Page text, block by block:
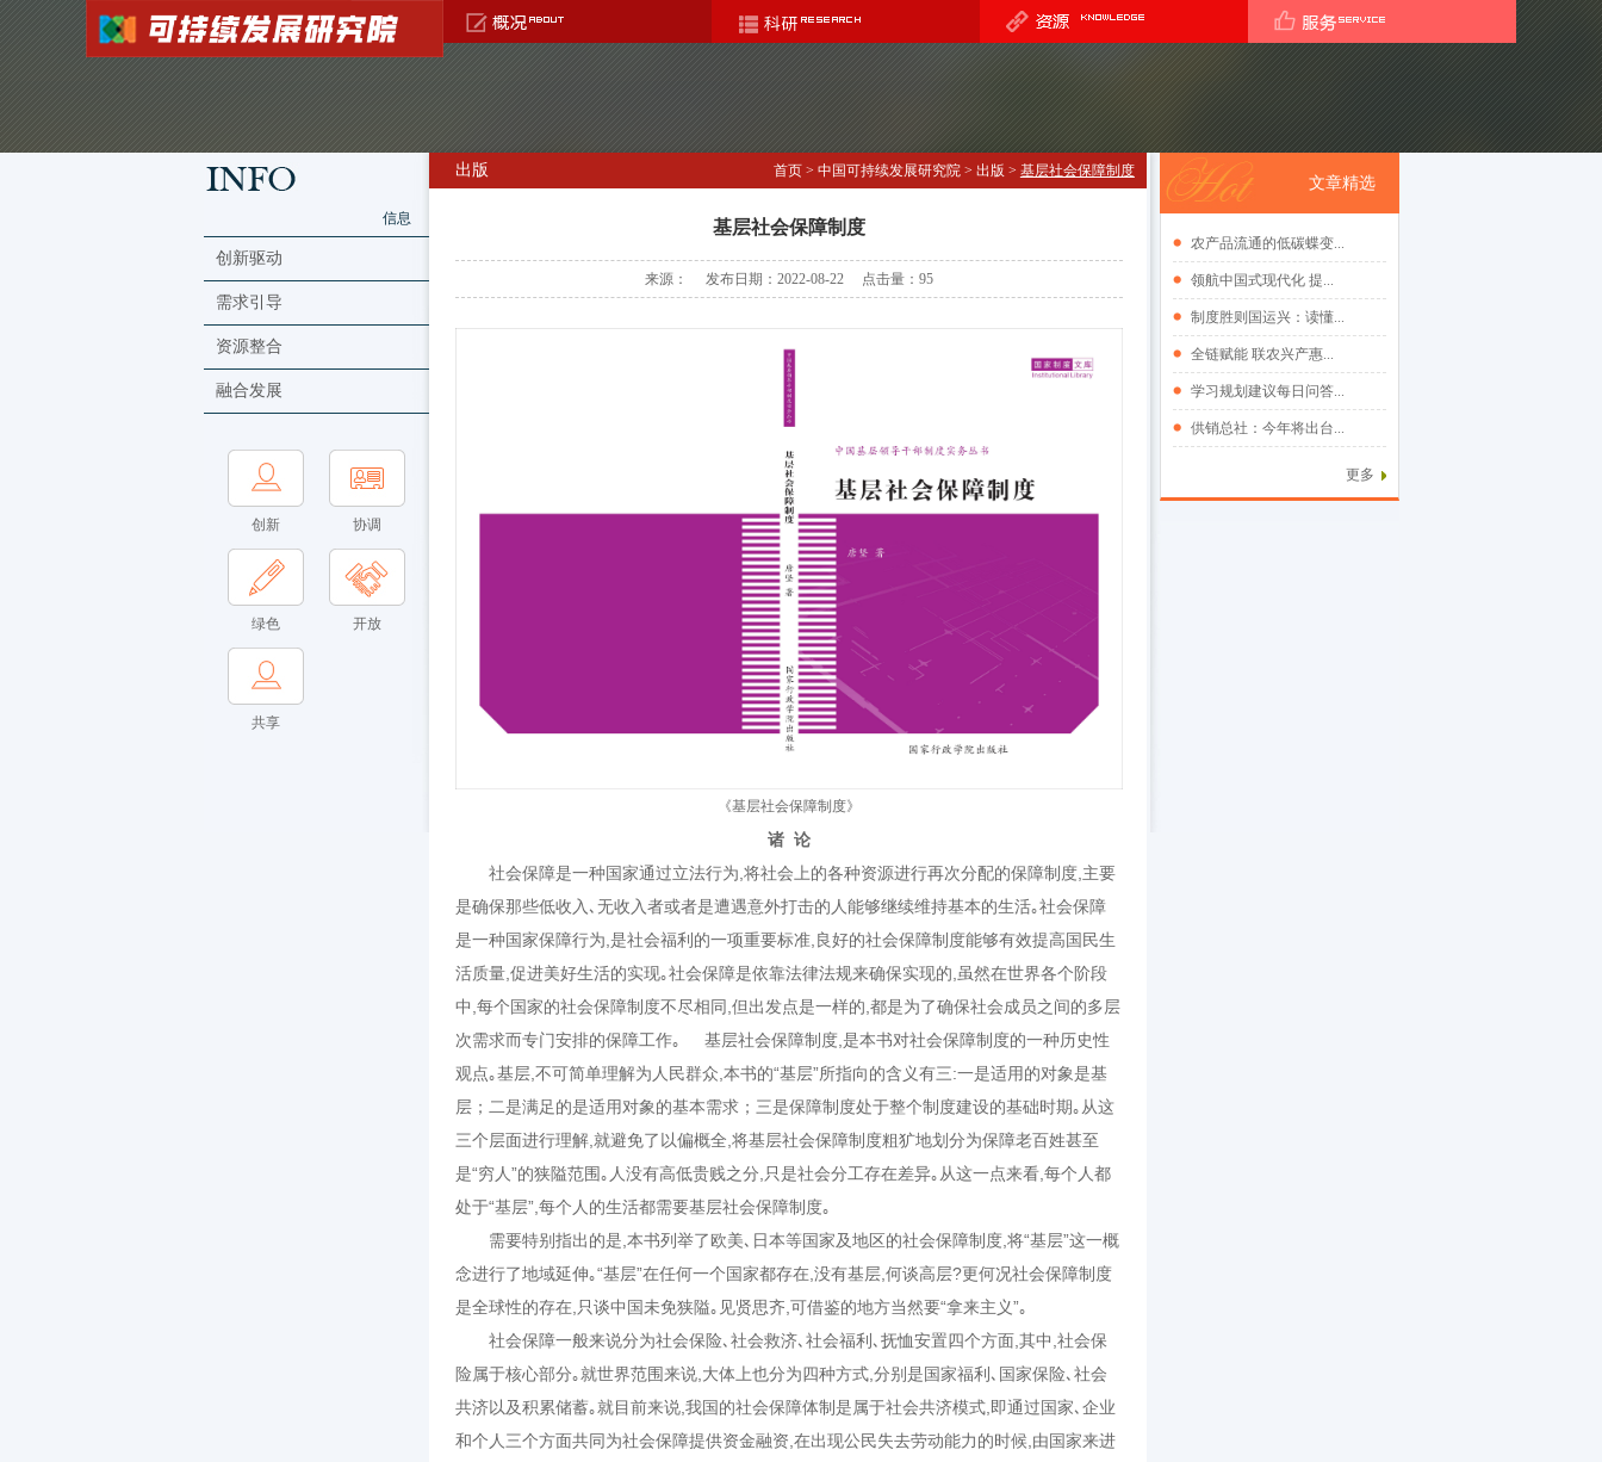
信息
创新驱动
需求引导
资源整合
融合发展
创新 协调
绿色 开放
共享
首页> 中国可持续发展研究院> 出版 > 基层社会保障制度
出版
基层社会保障制度
来源： 发布日期：2022-08-22 点击量： 95
《基层社会保障制度》
诸 论
社会保障是一种国家通过立法行为,将社会上的各种资源进行再次分配的保障制度,主要
是确保那些低收入､无收入者或者是遭遇意外打击的人能够继续维持基本的生活｡社会保障
是一种国家保障行为,是社会福利的一项重要标准,良好的社会保障制度能够有效提高国民生
活质量,促进美好生活的实现｡社会保障是依靠法律法规来确保实现的,虽然在世界各个阶段
中,每个国家的社会保障制度不尽相同,但出发点是一样的,都是为了确保社会成员之间的多层
次需求而专门安排的保障工作｡ 基层社会保障制度,是本书对社会保障制度的一种历史性
观点｡基层,不可简单理解为人民群众,本书的“基层”所指向的含义有三:一是适用的对象是基
层；二是满足的是适用对象的基本需求；三是保障制度处于整个制度建设的基础时期｡从这
三个层面进行理解,就避免了以偏概全,将基层社会保障制度粗犷地划分为保障老百姓甚至
是“穷人”的狭隘范围｡人没有高低贵贱之分,只是社会分工存在差异｡从这一点来看,每个人都
处于“基层”,每个人的生活都需要基层社会保障制度｡
需要特别指出的是,本书列举了欧美､日本等国家及地区的社会保障制度,将“基层”这一概
念进行了地域延伸｡“基层”在任何一个国家都存在,没有基层,何谈高层?更何况社会保障制度
是全球性的存在,只谈中国未免狭隘｡见贤思齐,可借鉴的地方当然要“拿来主义”｡
社会保障一般来说分为社会保险､社会救济､社会福利､抚恤安置四个方面,其中,社会保
险属于核心部分｡就世界范围来说,大体上也分为四种方式,分别是国家福利､国家保险､社会
共济以及积累储蓄｡就目前来说,我国的社会保障体制是属于社会共济模式,即通过国家､企业
和个人三个方面共同为社会保障提供资金融资,在出现公民失去劳动能力的时候,由国家来进
文章精选
农产品流通的低碳蝶变...
领航中国式现代化 提...
制度胜则国运兴：读懂...
全链赋能 联农兴产惠...
学习规划建议每日问答...
供销总社：今年将出台...
更多